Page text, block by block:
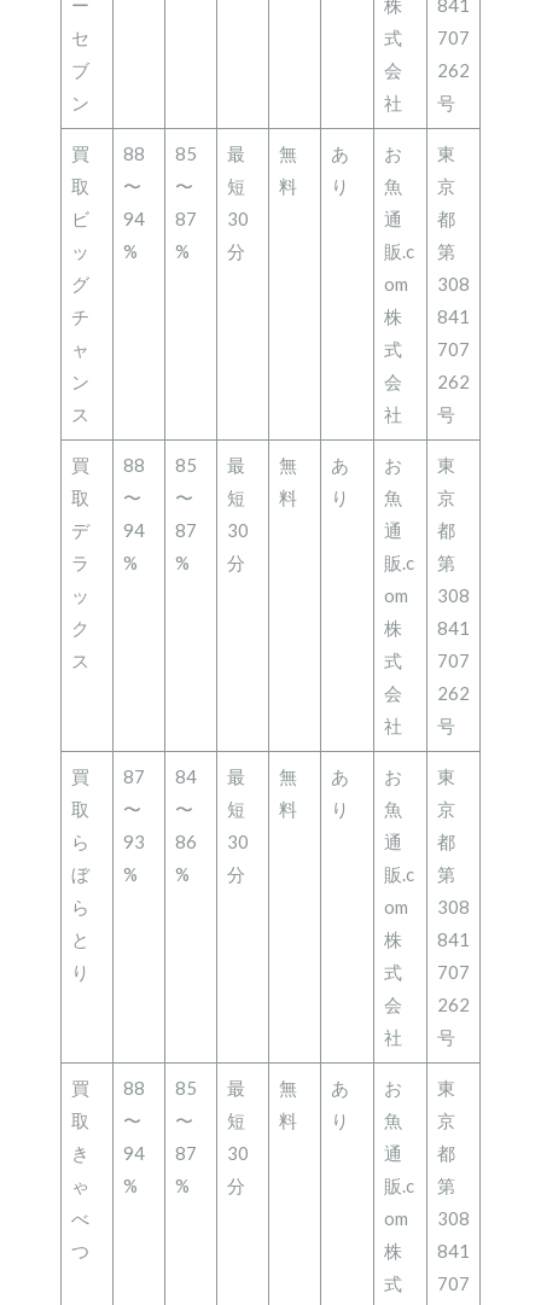
ー
セ
ブ
ン
株
式
会
社
841
707
262
号
買
取
ビ
ッ
グ
チ
ャ
ン
ス
88
〜
94
%
85
〜
87
%
最
短
30
分
無
料
あ
り
お
魚
通
販.c
om
株
式
会
社
東
京
都
第
308
841
707
262
号
買
取
デ
ラ
ッ
ク
ス
88
〜
94
%
85
〜
87
%
最
短
30
分
無
料
あ
り
お
魚
通
販.c
om
株
式
会
社
東
京
都
第
308
841
707
262
号
買
取
ら
ぼ
ら
と
り
87
〜
93
%
84
〜
86
%
最
短
30
分
無
料
あ
り
お
魚
通
販.c
om
株
式
会
社
東
京
都
第
308
841
707
262
号
買
取
き
ゃ
べ
つ
88
〜
94
%
85
〜
87
%
最
短
30
分
無
料
あ
り
お
魚
通
販.c
om
株
式
東
京
都
第
308
841
707